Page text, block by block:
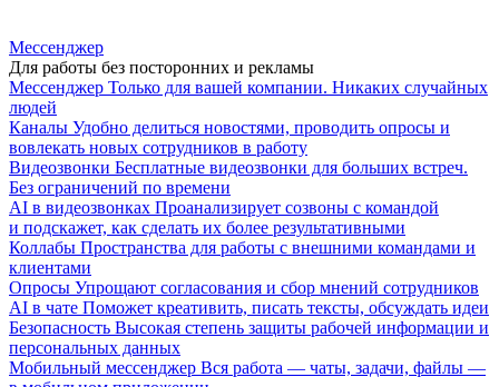
Мессенджер
Для работы без посторонних и рекламы
Мессенджер Только для вашей компании. Никаких случайных
людей
Каналы Удобно делиться новостями, проводить опросы и
вовлекать новых сотрудников в работу
Видеозвонки Бесплатные видеозвонки для больших встреч.
Без ограничений по времени
AI в видеозвонках Проанализирует созвоны с командой
и подскажет, как сделать их более результативными
Коллабы Пространства для работы с внешними командами и
клиентами
Опросы Упрощают согласования и сбор мнений сотрудников
AI в чате Поможет креативить, писать тексты, обсуждать идеи
Безопасность Высокая степень защиты рабочей информации и
персональных данных
Мобильный мессенджер Вся работа — чаты, задачи, файлы —